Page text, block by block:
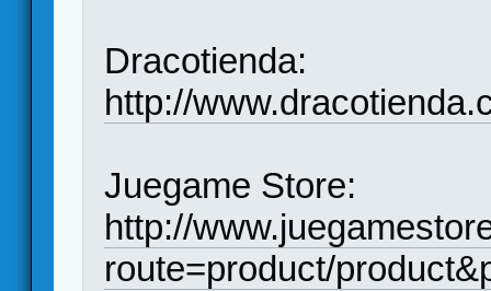
Dracotienda:
http://
Juegame Store:
http://
route=product/